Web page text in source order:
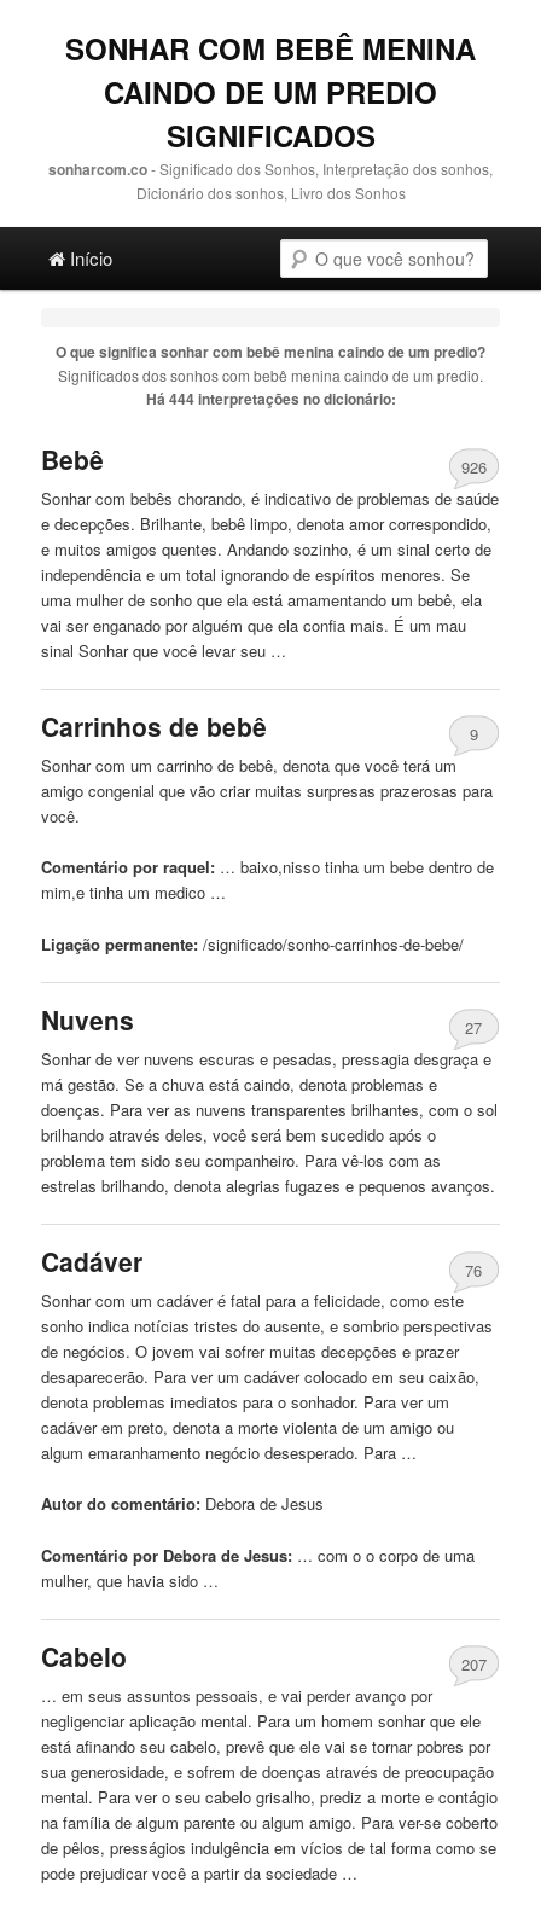
SONHAR COM BEBÊ MENINA
CAINDO DE UM PREDIO
SIGNIFICADOS
sonharcom.co- Significado dos Sonhos, Interpretação dos sonhos,
Dicionário dos sonhos, Livro dos Sonhos
Ir para o conteúdo principal
Ir para o conteúdo secundário
Início
O que significa sonhar com bebê menina caindo de um predio?
Significados dos sonhos com bebê menina caindo de um predio.
Há 444 interpretações no dicionário:
Bebê
926
Sonhar com bebês chorando, é indicativode problemasde saúde
e decepções. Brilhante,bebê limpo, denota amor correspondido,
e muitos amigos quentes. Andando sozinho, éum sinal certode
independência eum total ignorandode espíritos menores. Se
uma mulherde sonho que ela está amamentandoum bebê, ela
vai ser enganado por alguém que ela confia mais. Éum mau
sinal Sonhar que você levar seu …
Carrinhosde bebê
9
Sonhar comum carrinhode bebê, denota que você teráum
amigo congenial que vão criar muitas surpresas prazerosas para
você.
Comentário por raquel: … baixo,nisso tinhaum bebe dentrode
mim,e tinhaum medico …
Ligação permanente: /significado/sonho-carrinhos-de-bebe/
Nuvens
27
Sonharde ver nuvens escuras e pesadas, pressagia desgraça e
má gestão. Se a chuva estácaindo, denota problemas e
doenças. Para ver as nuvens transparentes brilhantes, com o sol
brilhando através deles, você será bem sucedido após o
problema tem sido seu companheiro. Para vê-los com as
estrelas brilhando, denota alegrias fugazes e pequenos avanços.
Cadáver
76
Sonhar comum cadáver é fatal para a felicidade, como este
sonho indica notícias tristes do ausente, e sombrio perspectivas
de negócios. O jovem vai sofrer muitas decepções e prazer
desaparecerão. Para verum cadáver colocado em seu caixão,
denota problemas imediatos para o sonhador. Para verum
cadáver em preto, denota a morte violentade um amigo ou
algum emaranhamento negócio desesperado. Para …
Autor do comentário: Deborade Jesus
Comentário por Debora de Jesus: … com o o corpode uma
mulher, que havia sido …
Cabelo
207
… em seus assuntos pessoais, e vai perder avanço por
negligenciar aplicação mental. Paraum homem sonhar que ele
está afinando seu cabelo, prevê que ele vai se tornar pobres por
sua generosidade, e sofremde doenças atravésde preocupação
mental. Para ver o seu cabelo grisalho, prediz a morte e contágio
na famíliade algum parente ou algum amigo. Para ver-se coberto
de pêlos, presságios indulgência em víciosde tal forma como se
pode prejudicar você a partir da sociedade …